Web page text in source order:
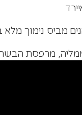
מביס נימוך
מרפסת הבשר.